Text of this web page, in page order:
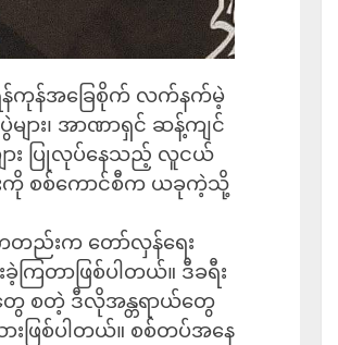
ကုန်အခြေစိုက် လက်နက်မဲ့
ား၊ အာဏာရှင် ဆန့်ကျင်
ျား ပြုလုပ်နေသည့် လူငယ်
းကို စစ်ကောင်စီက ယခုကဲ့သို့
ကတည်းက တော်လှန်ရေး
ြတာဖြစ်ပါတယ်။ ဒီခရီး
ေ စတဲ့ ဒီလိုအန္တရာယ်တွေ
ဖြစ်ပါတယ်။ စစ်တပ်အနေ